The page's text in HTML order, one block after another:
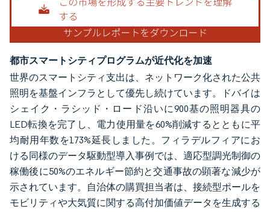
都市スマートシティプログラムが近代化を加速
世界のスマートシティ支出は、ネットワーク化された公共
照明を基盤インフラとして優先し続けています。ドバイは
シェイク・ラシッド・ロード沿いに900基の照明器具の
LED転換を完了し、電力使用量を60%削減するとともに平
均耐用年数を173%延長しました。フィラデルフィアにお
ける同様のデータ駆動型導入事例では、適応型調光制御の
稼働後に50%のエネルギー節約と交通事故の顕著な減少が
示されています。自治体の購買担当者は、接続型ポールを
モビリティや大気質に関する高付加価値データを生成する